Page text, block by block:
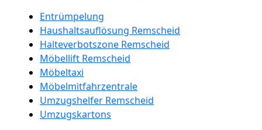
Entrümpelung
Haushaltsauflösung Remscheid
Halteverbotszone Remscheid
Möbellift Remscheid
Möbeltaxi
Möbelmitfahrzentrale
Umzugshelfer Remscheid
Umzugskartons